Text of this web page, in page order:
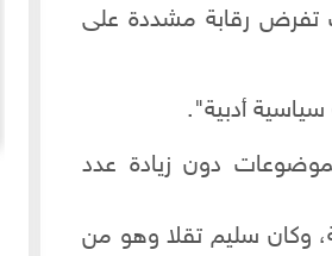
تفرض رقابة مشددة على
دون زيادة عدد
وكان سليم تقلا وهو من
في حلب عام 2006م